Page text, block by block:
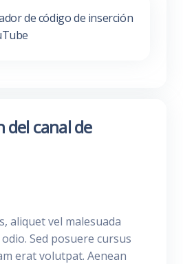
de código de inserción
del canal de
aliquet vel malesuada
Sed posuere cursus
erat volutpat. Aenean